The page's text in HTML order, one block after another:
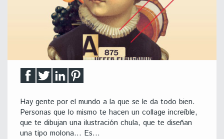
Hay gente por el mundo a la que se le da todo bien.
Personas que lo mismo te hacen un collage increíble,
que te dibujan una ilustración chula, que te diseñan
una tipo molona… Es…